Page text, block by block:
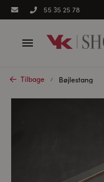
55 35 25 78
Tilbage Bøjlestang